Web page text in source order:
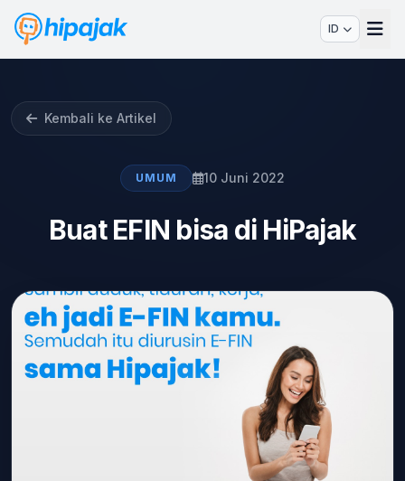
ID
Kembali ke Artikel
UMUM 10 Juni 2022
Buat EFIN bisa di HiPajak